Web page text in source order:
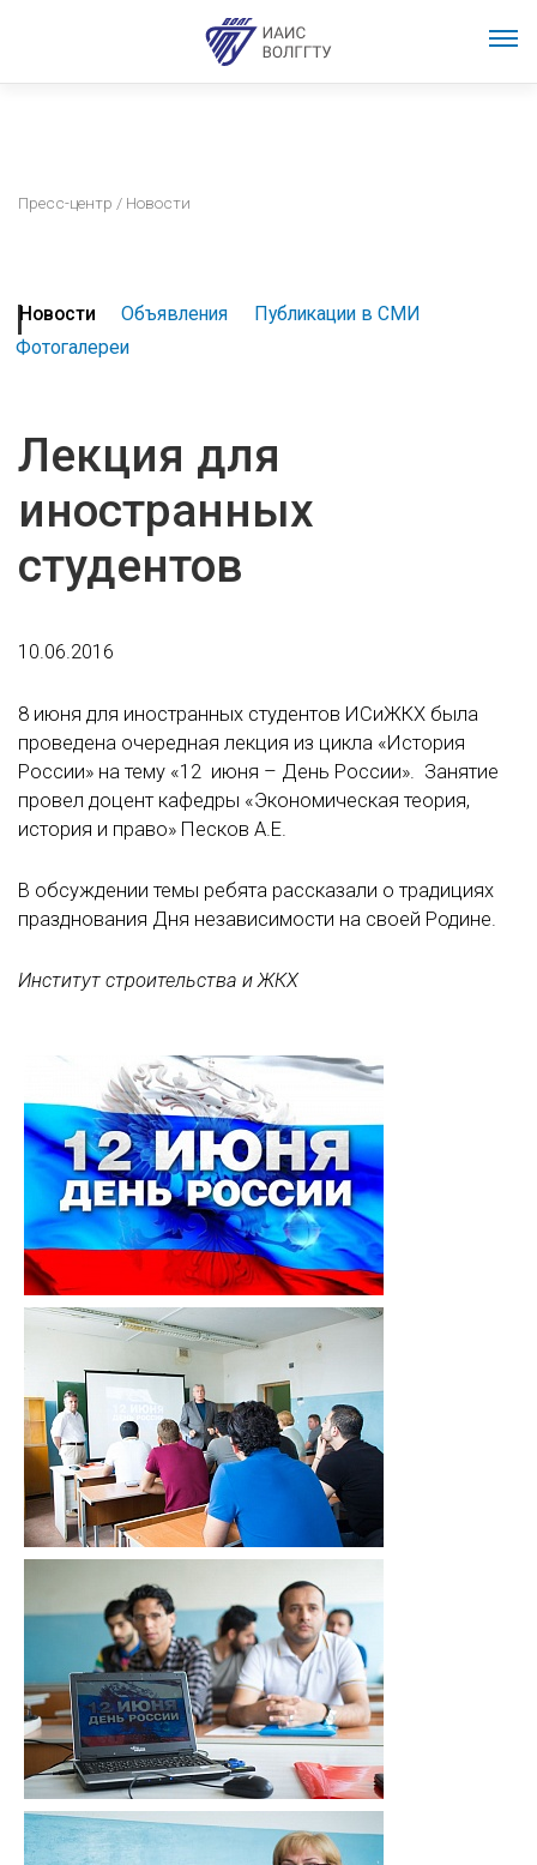
Пресс-центр / Новости
Новости Объявления
Публикации в СМИ
Фотогалереи
Лекция для
иностранных
студентов
10.06.2016
8 июня для иностранных студентов ИСиЖКХ была
проведена очередная лекция из цикла «История
России» на тему «12 июня – День России». Занятие
провел доцент кафедры «Экономическая теория,
история и право» Песков А.Е.
В обсуждении темы ребята рассказали о традициях
празднования Дня независимости на своей Родине.
Институт строительства и ЖКХ